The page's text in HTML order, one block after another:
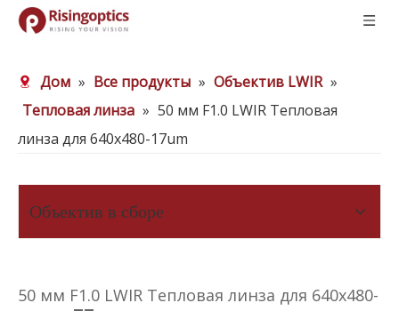
Дом » Все продукты » Объектив LWIR »
Тепловая линза » 50 мм F1.0 LWIR Тепловая
линза для 640x480-17um
Объектив в сборе
50 мм F1.0 LWIR Тепловая линза для 640x480-